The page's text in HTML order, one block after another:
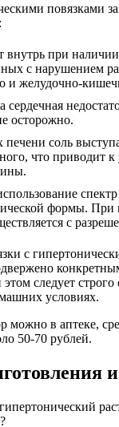
повязками
внутрь при
с нарушением
и желудочно-
сердечная
осторожно.
печени соль
что приводит
формы. При
с
с
следует строго
условиях.
можно в аптеке,
50-70 рублей.